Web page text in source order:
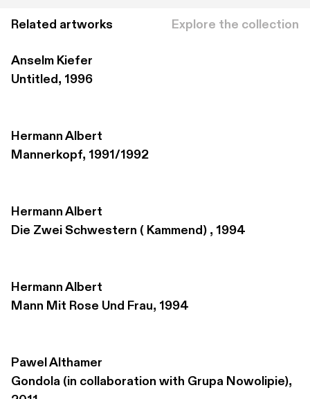
Related artworks Explore the collection
Anselm Kiefer
Untitled, 1996
Hermann Albert
Mannerkopf, 1991/1992
Hermann Albert
Die Zwei Schwestern ( Kammend) , 1994
Hermann Albert
Mann Mit Rose Und Frau, 1994
Pawel Althamer
Gondola (in collaboration with Grupa Nowolipie),